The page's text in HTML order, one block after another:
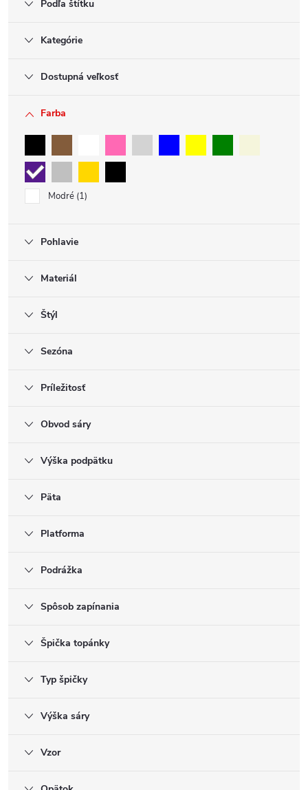
Podľa štítku
Kategórie
Dostupná veľkosť
Farba
Modré 1
Pohlavie
Materiál
Štýl
Sezóna
Príležitosť
Obvod sáry
Výška podpätku
Päta
Platforma
Podrážka
Spôsob zapínania
Špička topánky
Typ špičky
Výška sáry
Vzor